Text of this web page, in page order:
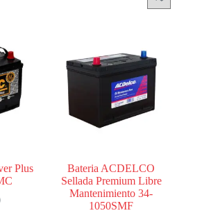
Plus
Bateria ACDELCO
Sellada Premium Libre
Mantenimiento 34-
1050SMF